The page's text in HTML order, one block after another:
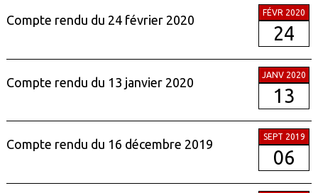
Compte rendu du 24 février 2020
FÉVR 2020
24
Compte rendu du 13 janvier 2020
JANV 2020
13
Compte rendu du 16 décembre 2019
SEPT 2019
06